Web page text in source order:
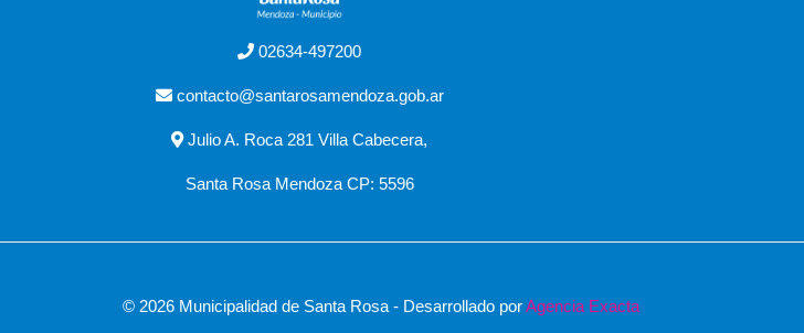
02634-497200
contacto@santarosamendoza.gob.ar
Julio A. Roca 281 Villa Cabecera,
Santa Rosa Mendoza CP: 5596
© 2026 Municipalidad de Santa Rosa - Desarrollado porAgencia Exacta